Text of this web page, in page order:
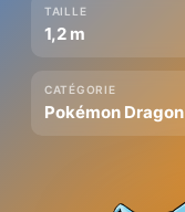
TAILLE
1,2 m
CATÉGORIE
Pokémon Dragon